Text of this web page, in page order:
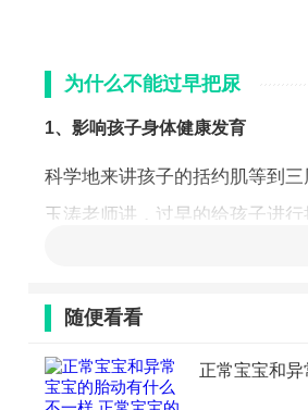
为什么不能过早把尿
1、影响孩子身体健康发育
科学地来讲孩子的括约肌等到
玉涛老师讲，过早的给孩子进
会使孩子的脊柱发育受到影响
由于，在把尿的过程中是家长
随便看看
正常宝宝和